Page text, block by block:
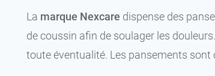
La marque Nexcare dispense des
de coussin afin de soulager les
toute éventualité. Les pansements